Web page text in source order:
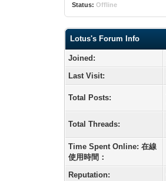
Status: Offline
Lotus's Forum Info
Joined:
Last Visit:
Total Posts:
Total Threads:
Time Spent Online: 在線
使用時間：
Reputation: